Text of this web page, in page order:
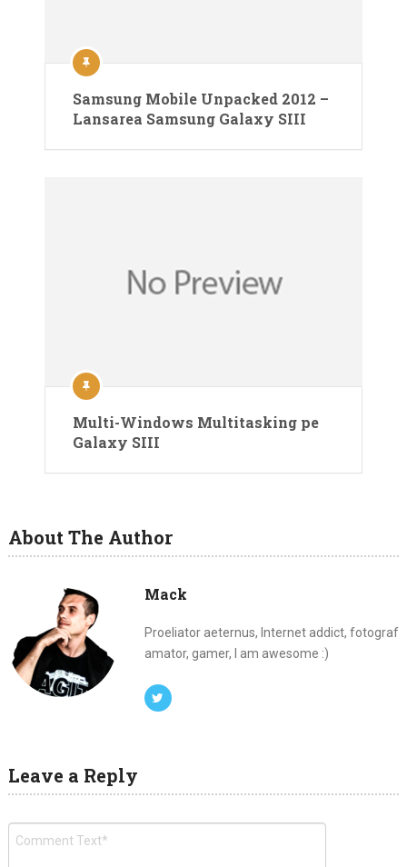
Samsung Mobile Unpacked 2012 –
Lansarea Samsung Galaxy SIII
Multi-Windows Multitasking pe
Galaxy SIII
About The Author
Mack
Proeliator aeternus, Internet addict, fotograf
amator, gamer, I am awesome :)
Leave a Reply